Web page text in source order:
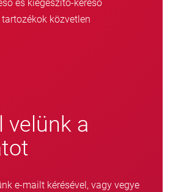
és kiegészítő-kereső
közvetlen
velünk a
e-mailt kérésével, vagy vegye